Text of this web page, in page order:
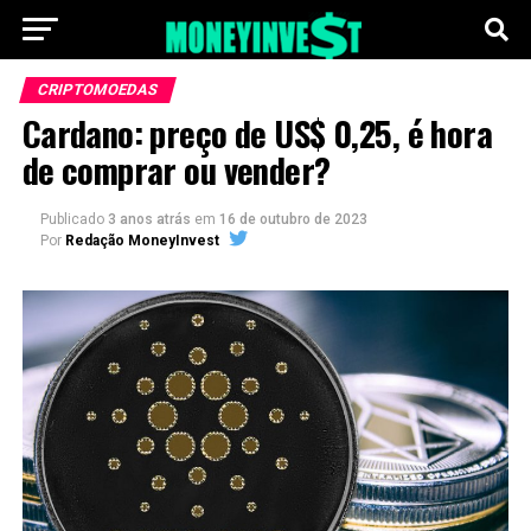
CRIPTOMOEDAS
Cardano: preço de US$ 0,25, é hora
de comprar ou vender?
Publicado 3 anos atrás em 16 de outubro de 2023
Por Redação MoneyInvest